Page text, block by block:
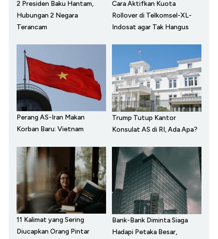
2 Presiden Baku Hantam,
Hubungan 2 Negara
Terancam
Cara Aktifkan Kuota
Rollover di Telkomsel-XL-
Indosat agar Tak Hangus
Perang AS-Iran Makan
Korban Baru: Vietnam
Trump Tutup Kantor
Konsulat AS di RI, Ada Apa?
11 Kalimat yang Sering
Diucapkan Orang Pintar
Bank-Bank Diminta Siaga
Hadapi Petaka Besar,